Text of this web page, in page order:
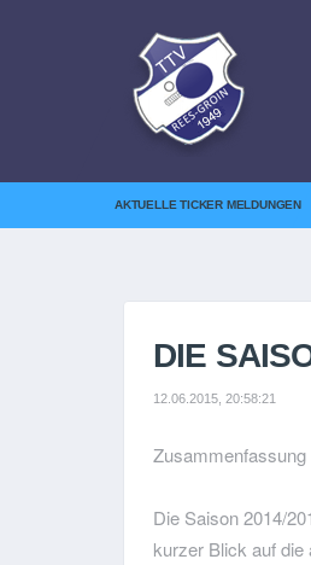
AKTUELLE TICKER MELDUNGEN
DIE
12.06.2015, 20:58:21
Die Saison 2014/
kurzer Blick auf die